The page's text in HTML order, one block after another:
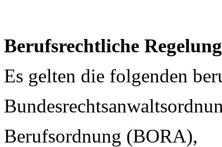
Berufsrechtliche
Es gelten die folgenden
Berufsordnung (BORA),